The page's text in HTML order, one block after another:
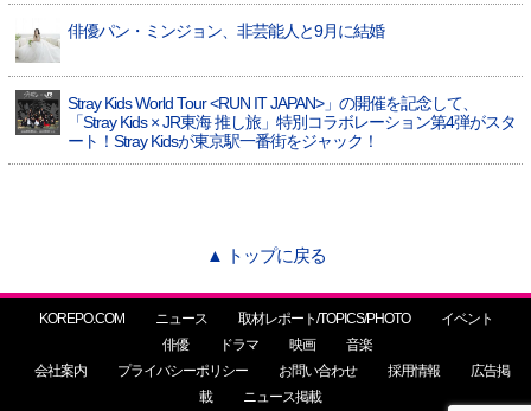
俳優パン・ミンジョン、非芸能人と9月に結婚
Stray Kids World Tour <RUN IT JAPAN>」の開催を記念して、
「Stray Kids × JR東海 推し旅」特別コラボレーション第4弾がスタ
ート！Stray Kidsが東京駅一番街をジャック！
▲ トップに戻る
KOREPO.COM ニュース 取材レポート/TOPICS/PHOTO
イベント
俳優
ドラマ 映画
音楽
会社案内
プライバシーポリシー お問い合わせ 採用情報
広告掲
載
ニュース掲載